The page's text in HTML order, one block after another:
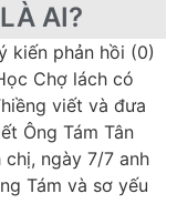
AI?
kiến phản hồi (0)
Chợ lách có
viết và đưa
Ông Tám Tân
ngày 7/7 anh
Tám và sơ yếu